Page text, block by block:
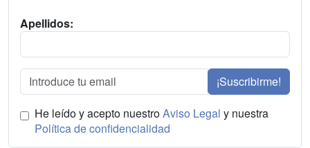
Apellidos:
¡Suscribirme!
He leído y acepto nuestroAviso Legal y nuestra
Política de confidencialidad